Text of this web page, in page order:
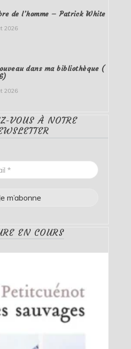
de l’homme – Patrick White
2026
dans ma bibliothèque (
2026
VOUS À NOTRE
EN COURS